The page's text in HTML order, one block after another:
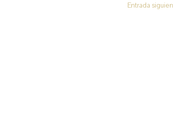
Entrada